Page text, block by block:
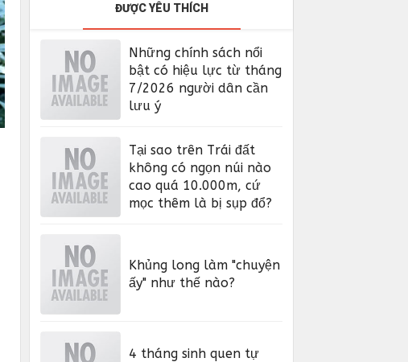
ĐƯỢC YÊU THÍCH
Những chính sách nổi
bật có hiệu lực từ tháng
7/2026 người dân cần
lưu ý
Tại sao trên Trái đất
không có ngọn núi nào
cao quá 10.000m, cứ
mọc thêm là bị sụp đổ?
Khủng long làm "chuyện
ấy" như thế nào?
4 tháng sinh quen tự